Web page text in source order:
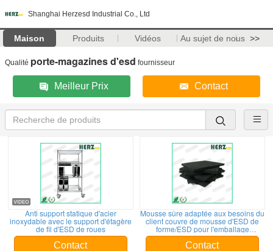
Shanghai Herzesd Industrial Co., Ltd
Maison Produits Vidéos Au sujet de nous >>
Qualité porte-magazines d'esd fournisseur
Meilleur Prix Contact
Anti support statique d'acier
inoxydable avec le support d'étagère
de fil d'ESD de roues
Contact
Mousse sûre adaptée aux besoins du
client couvre de mousse d'ESD de
forme/ESD pour l'emballage
électronique
Contact